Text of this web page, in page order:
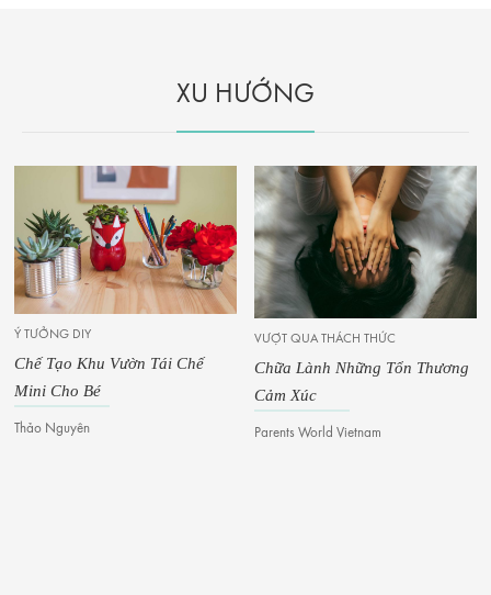
XU HƯỚNG
Ý TƯỞNG DIY
Chế Tạo Khu Vườn Tái Chế
Mini Cho Bé
Thảo Nguyên
VƯỢT QUA THÁCH THỨC
Chữa Lành Những Tổn Thương
Cảm Xúc
Parents World Vietnam